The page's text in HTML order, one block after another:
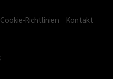
Cookie-Richtlinien Kontakt